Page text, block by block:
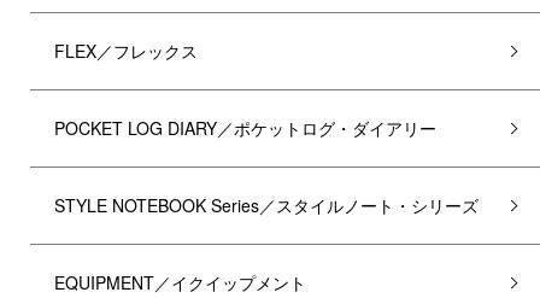
FLEX／フレックス
POCKET LOG DIARY／ポケットログ・ダイアリー
STYLE NOTEBOOK Series／スタイルノート・シリーズ
EQUIPMENT／イクイップメント